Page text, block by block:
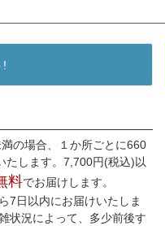
!
の場合、１か所ごとに660
たします。7,700円(税込)以
料でお届けします。
7日以内にお届けいたしま
状況によって、多少前後す